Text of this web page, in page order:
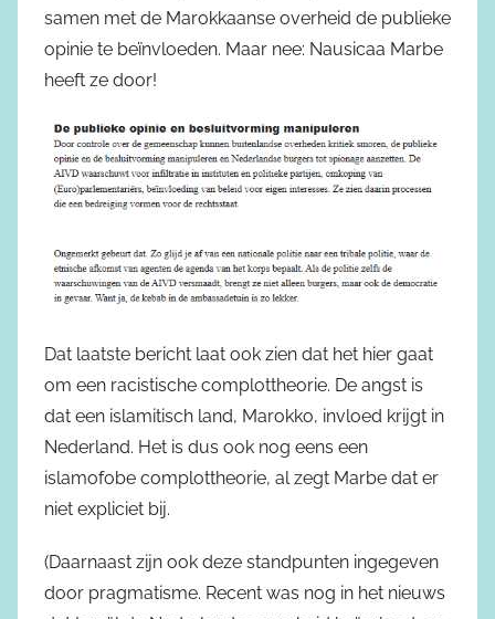
samen met de Marokkaanse overheid de publieke
opinie te beïnvloeden. Maar nee: Nausicaa Marbe
heeft ze door!
Dat laatste bericht laat ook zien dat het hier gaat
om een racistische complottheorie. De angst is
dat een islamitisch land, Marokko, invloed krijgt in
Nederland. Het is dus ook nog eens een
islamofobe complottheorie, al zegt Marbe dat er
niet expliciet bij.
(Daarnaast zijn ook deze standpunten ingegeven
door pragmatisme. Recent was nog in het nieuws